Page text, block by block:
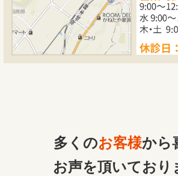
多くのお客様から
お声を頂いており